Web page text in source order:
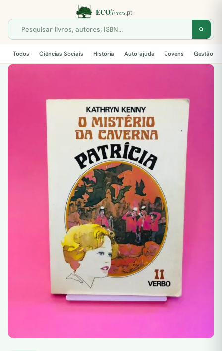
Todos Ciências Sociais História Auto-ajuda Jovens Gestão